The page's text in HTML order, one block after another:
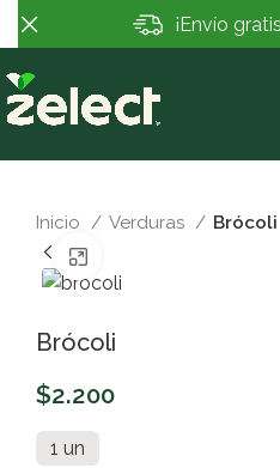
Inicio Verduras Brócoli
Brócoli
$2.200
1 un
¡Envío